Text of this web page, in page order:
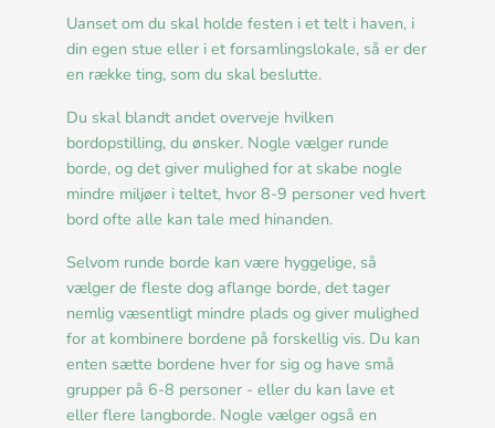
Uanset om du skal holde festen i et telt i haven, i
din egen stue eller i et forsamlingslokale, så er der
en række ting, som du skal beslutte.
Du skal blandt andet overveje hvilken
bordopstilling, du ønsker. Nogle vælger runde
borde, og det giver mulighed for at skabe nogle
mindre miljøer i teltet, hvor 8-9 personer ved hvert
bord ofte alle kan tale med hinanden.
Selvom runde borde kan være hyggelige, så
vælger de fleste dog aflange borde, det tager
nemlig væsentligt mindre plads og giver mulighed
for at kombinere bordene på forskellig vis. Du kan
enten sætte bordene hver for sig og have små
grupper på 6-8 personer - eller du kan lave et
eller flere langborde. Nogle vælger også en